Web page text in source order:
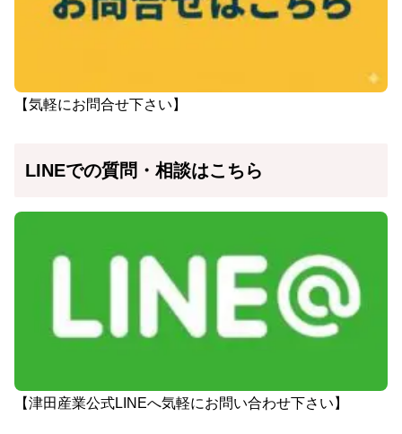
【気軽にお問合せ下さい】
LINEでの質問・相談はこちら
【津田産業公式LINEへ気軽にお問い合わせ下さい】